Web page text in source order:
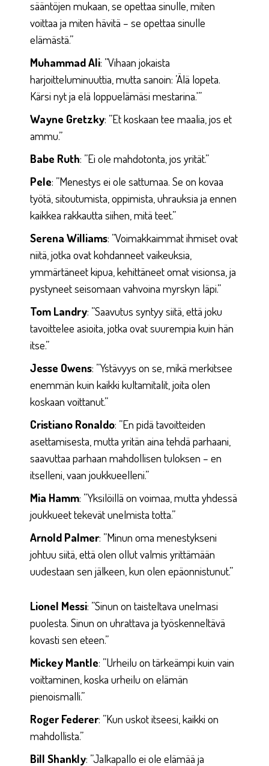
sääntöjen mukaan, se opettaa sinulle, miten
voittaa ja miten hävitä – se opettaa sinulle
elämästä.”
Muhammad Ali: ”Vihaan jokaista
harjoitteluminuuttia, mutta sanoin: ’Älä lopeta.
Kärsi nyt ja elä loppuelämäsi mestarina.'”
Wayne Gretzky: ”Et koskaan tee maalia, jos et
ammu.”
Babe Ruth: ”Ei ole mahdotonta, jos yrität.”
Pele: ”Menestys ei ole sattumaa. Se on kovaa
työtä, sitoutumista, oppimista, uhrauksia ja ennen
kaikkea rakkautta siihen, mitä teet.”
Serena Williams: ”Voimakkaimmat ihmiset ovat
niitä, jotka ovat kohdanneet vaikeuksia,
ymmärtäneet kipua, kehittäneet omat visionsa, ja
pystyneet seisomaan vahvoina myrskyn läpi.”
Tom Landry: ”Saavutus syntyy siitä, että joku
tavoittelee asioita, jotka ovat suurempia kuin hän
itse.”
Jesse Owens: ”Ystävyys on se, mikä merkitsee
enemmän kuin kaikki kultamitalit, joita olen
koskaan voittanut.”
Cristiano Ronaldo: ”En pidä tavoitteiden
asettamisesta, mutta yritän aina tehdä parhaani,
saavuttaa parhaan mahdollisen tuloksen – en
itselleni, vaan joukkueelleni.”
Mia Hamm: ”Yksilöillä on voimaa, mutta yhdessä
joukkueet tekevät unelmista totta.”
Arnold Palmer: ”Minun oma menestykseni
johtuu siitä, että olen ollut valmis yrittämään
uudestaan sen jälkeen, kun olen epäonnistunut.”
Lionel Messi: ”Sinun on taisteltava unelmasi
puolesta. Sinun on uhrattava ja työskenneltävä
kovasti sen eteen.”
Mickey Mantle: ”Urheilu on tärkeämpi kuin vain
voittaminen, koska urheilu on elämän
pienoismalli.”
Roger Federer: ”Kun uskot itseesi, kaikki on
mahdollista.”
Bill Shankly: ”Jalkapallo ei ole elämää ja